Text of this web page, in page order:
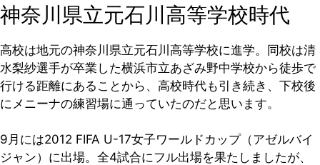
神奈川県立元石川高等学校時代
高校は地元の神奈川県立元石川高等学校に進学。同校は清
水梨紗選手が卒業した横浜市立あざみ野中学校から徒歩で
行ける距離にあることから、高校時代も引き続き、下校後
にメニーナの練習場に通っていたのだと思います。
9月には2012 FIFA U-17女子ワールドカップ（アゼルバイ
ジャン）に出場。全4試合にフル出場を果たしましたが、